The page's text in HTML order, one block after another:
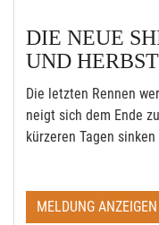
DIE NEUE
UND
Die letzten Rennen
neigt sich dem Ende
kürzeren Tagen
MELDUNG ANZEIGEN